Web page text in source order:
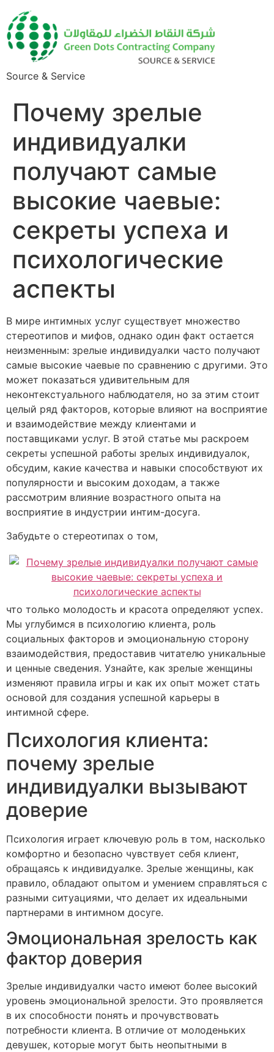
Source & Service
Почему зрелые
индивидуалки
получают самые
высокие чаевые:
секреты успеха и
психологические
аспекты
В мире интимных услуг существует множество
стереотипов и мифов, однако один факт остается
неизменным: зрелые индивидуалки часто получают
самые высокие чаевые по сравнению с другими. Это
может показаться удивительным для
неконтекстуального наблюдателя, но за этим стоит
целый ряд факторов, которые влияют на восприятие
и взаимодействие между клиентами и
поставщиками услуг. В этой статье мы раскроем
секреты успешной работы зрелых индивидуалок,
обсудим, какие качества и навыки способствуют их
популярности и высоким доходам, а также
рассмотрим влияние возрастного опыта на
восприятие в индустрии интим-досуга.
Забудьте о стереотипах о том,
что только молодость и красота определяют успех.
Мы углубимся в психологию клиента, роль
социальных факторов и эмоциональную сторону
взаимодействия, предоставив читателю уникальные
и ценные сведения. Узнайте, как зрелые женщины
изменяют правила игры и как их опыт может стать
основой для создания успешной карьеры в
интимной сфере.
Психология клиента:
почему зрелые
индивидуалки вызывают
доверие
Психология играет ключевую роль в том, насколько
комфортно и безопасно чувствует себя клиент,
обращаясь к индивидуалке. Зрелые женщины, как
правило, обладают опытом и умением справляться с
разными ситуациями, что делает их идеальными
партнерами в интимном досуге.
Эмоциональная зрелость как
фактор доверия
Зрелые индивидуалки часто имеют более высокий
уровень эмоциональной зрелости. Это проявляется
в их способности понять и прочувствовать
потребности клиента. В отличие от молоденьких
девушек, которые могут быть неопытными в